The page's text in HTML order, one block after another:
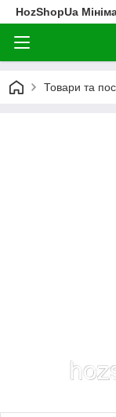
HozShopUa
Товари та